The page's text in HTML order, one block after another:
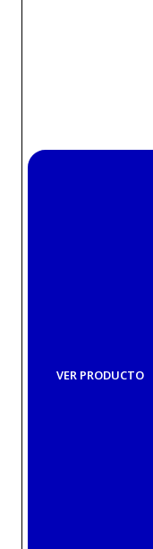
VER PRODUCTO